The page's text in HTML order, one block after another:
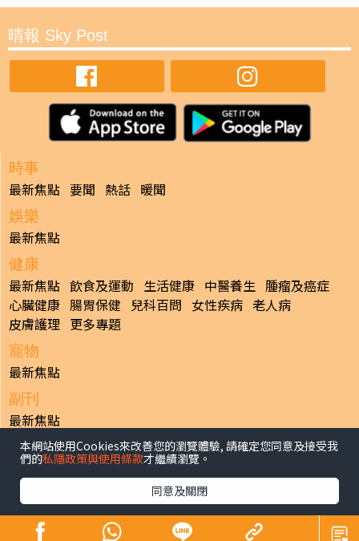
晴報 Sky Post
時事
最新焦點 要聞 熱話 暖聞
娛樂
最新焦點
健康
最新焦點 飲食及運動 生活健康 中醫養生 腫瘤及癌症
心臟健康 腸胃保健 兒科百問 女性疾病 老人病
皮膚護理 更多專題
寵物
最新焦點
副刊
最新焦點
日報
揭頁版 港聞 財經/地產 中國/國際
生活副刊
體育 專題/人物
香港經濟日報版權所有©2026
本網站使用Cookies來改善您的瀏覽體驗, 請確定您同意及接受我
們的私隱政策與使用條款才繼續瀏覽。
同意及關閉